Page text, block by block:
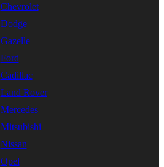
Chevrolet
Dodge
Gazelle
Ford
Cadillac
Land Rover
Mercedes
Mitsubishi
Nissan
Opel